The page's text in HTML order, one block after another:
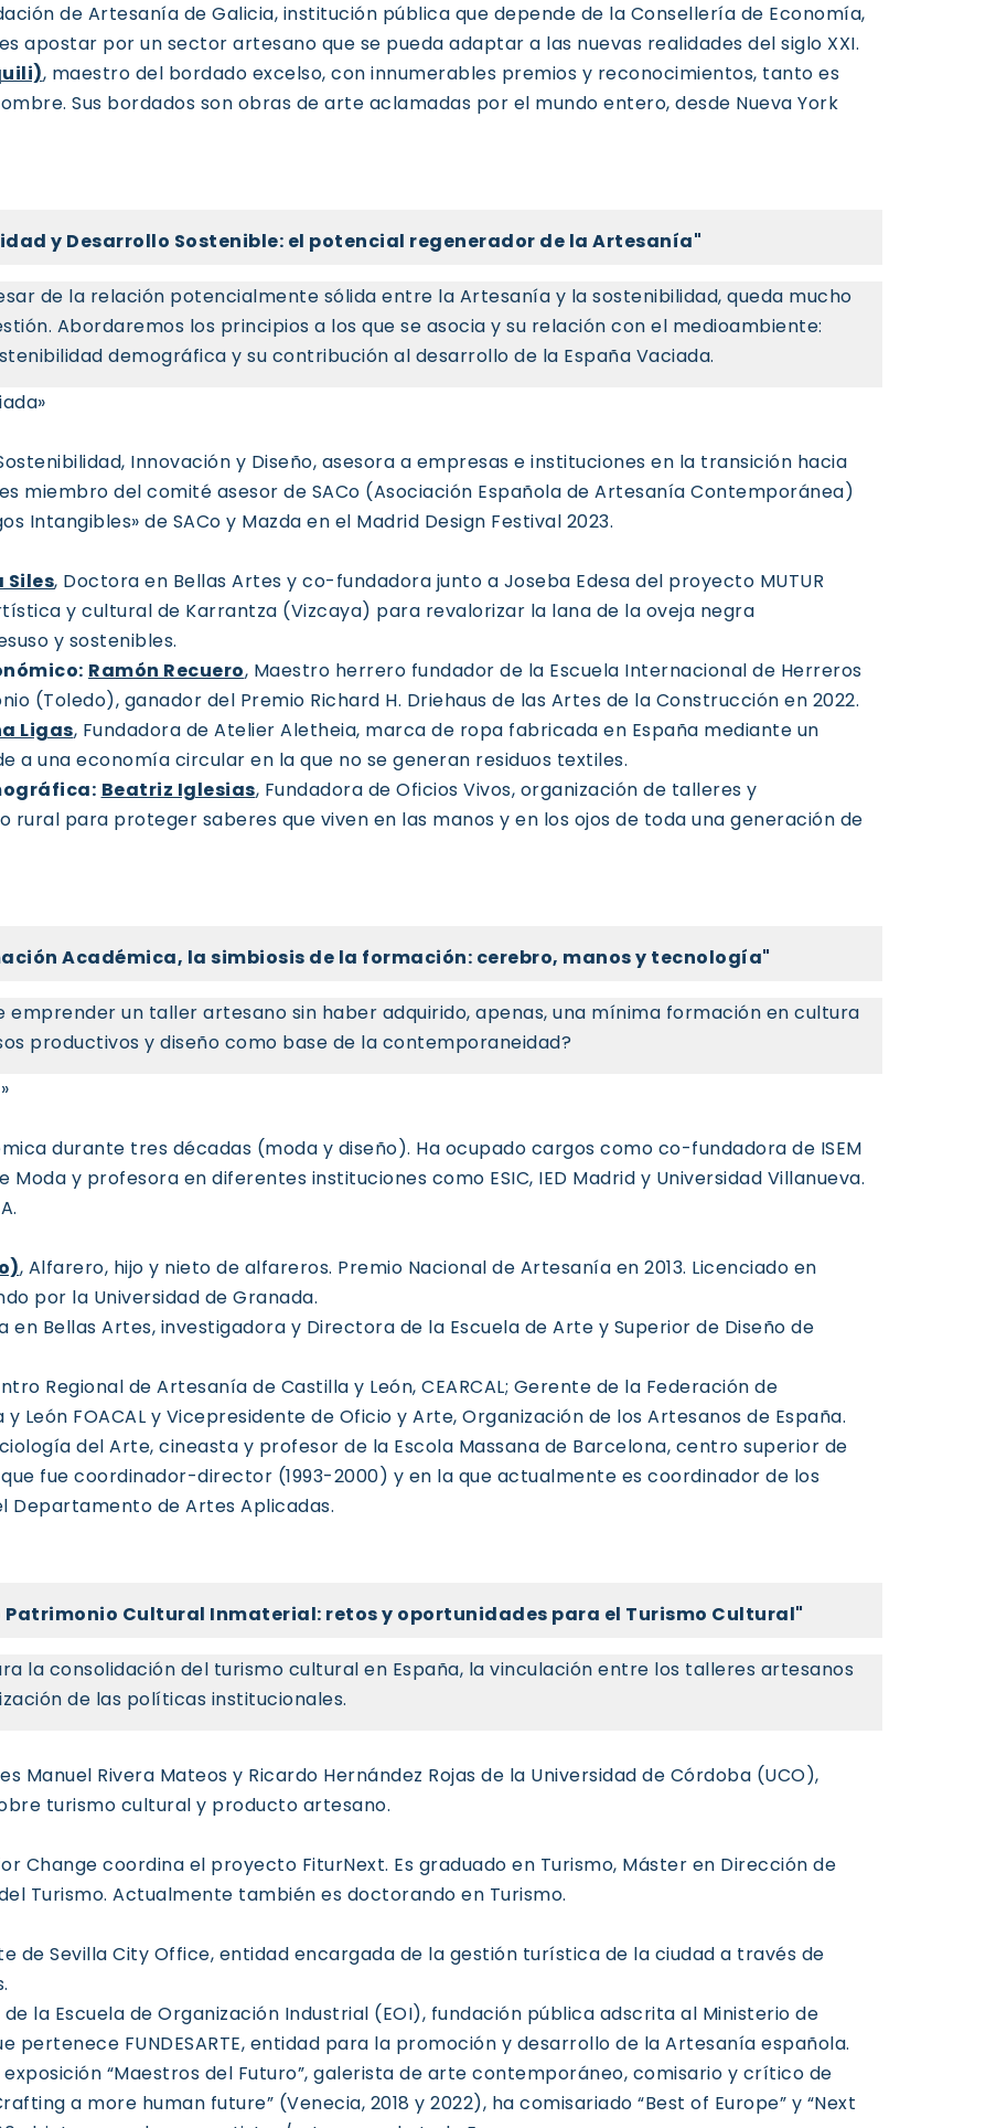
de Artesanía de Galicia, institución pública que depende de la Consellería de Economía,
apostar por un sector artesano que se pueda adaptar a las nuevas realidades del siglo XXI.
, maestro del bordado excelso, con innumerables premios y reconocimientos, tanto es
Sus bordados son obras de arte aclamadas por el mundo entero, desde Nueva York
y Desarrollo Sostenible: el potencial regenerador de la Artesanía"
de la relación potencialmente sólida entre la Artesanía y la sostenibilidad, queda mucho
Abordaremos los principios a los que se asocia y su relación con el medioambiente:
demográfica y su contribución al desarrollo de la España Vaciada.
Innovación y Diseño, asesora a empresas e instituciones en la transición hacia
miembro del comité asesor de SACo (Asociación Española de Artesanía Contemporánea)
Intangibles» de SACo y Mazda en el Madrid Design Festival 2023.
Siles, Doctora en Bellas Artes y co-fundadora junto a Joseba Edesa del proyecto MUTUR
y cultural de Karrantza (Vizcaya) para revalorizar la lana de la oveja negra
y sostenibles.
Ramón Recuero, Maestro herrero fundador de la Escuela Internacional de Herreros
(Toledo), ganador del Premio Richard H. Driehaus de las Artes de la Construcción en 2022.
Ligas, Fundadora de Atelier Aletheia, marca de ropa fabricada en España mediante un
a una economía circular en la que no se generan residuos textiles.
Beatriz Iglesias, Fundadora de Oficios Vivos, organización de talleres y
rural para proteger saberes que viven en las manos y en los ojos de toda una generación de
Académica, la simbiosis de la formación: cerebro, manos y tecnología"
emprender un taller artesano sin haber adquirido, apenas, una mínima formación en cultura
productivos y diseño como base de la contemporaneidad?
durante tres décadas (moda y diseño). Ha ocupado cargos como co-fundadora de ISEM
Moda y profesora en diferentes instituciones como ESIC, IED Madrid y Universidad Villanueva.
, Alfarero, hijo y nieto de alfareros. Premio Nacional de Artesanía en 2013. Licenciado en
por la Universidad de Granada.
en Bellas Artes, investigadora y Directora de la Escuela de Arte y Superior de Diseño de
Regional de Artesanía de Castilla y León, CEARCAL; Gerente de la Federación de
León FOACAL y Vicepresidente de Oficio y Arte, Organización de los Artesanos de España.
del Arte, cineasta y profesor de la Escola Massana de Barcelona, centro superior de
fue coordinador-director (1993-2000) y en la que actualmente es coordinador de los
Departamento de Artes Aplicadas.
Patrimonio Cultural Inmaterial: retos y oportunidades para el Turismo Cultural"
la consolidación del turismo cultural en España, la vinculación entre los talleres artesanos
de las políticas institucionales.
Manuel Rivera Mateos y Ricardo Hernández Rojas de la Universidad de Córdoba (UCO),
turismo cultural y producto artesano.
Change coordina el proyecto FiturNext. Es graduado en Turismo, Máster en Dirección de
Turismo. Actualmente también es doctorando en Turismo.
de Sevilla City Office, entidad encargada de la gestión turística de la ciudad a través de
la Escuela de Organización Industrial (EOI), fundación pública adscrita al Ministerio de
pertenece FUNDESARTE, entidad para la promoción y desarrollo de la Artesanía española.
“Maestros del Futuro”, galerista de arte contemporáneo, comisario y crítico de
a more human future” (Venecia, 2018 y 2022), ha comisariado “Best of Europe” y “Next